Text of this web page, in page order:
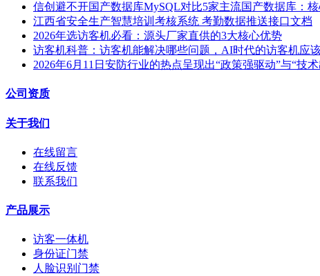
信创避不开国产数据库MySQL对比5家主流国产数据库：
江西省安全生产智慧培训考核系统 考勤数据推送接口文档
2026年选访客机必看：源头厂家直供的3大核心优势
访客机科普：访客机能解决哪些问题，AI时代的访客机应
2026年6月11日安防行业的热点呈现出“政策强驱动”与“技
公司资质
关于我们
在线留言
在线反馈
联系我们
产品展示
访客一体机
身份证门禁
人脸识别门禁